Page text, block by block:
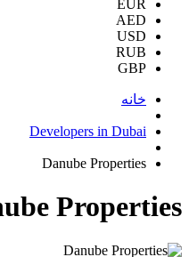
EUR
AED
USD
RUB
GBP
خانه
Developers in Dubai
Danube Properties
Properties